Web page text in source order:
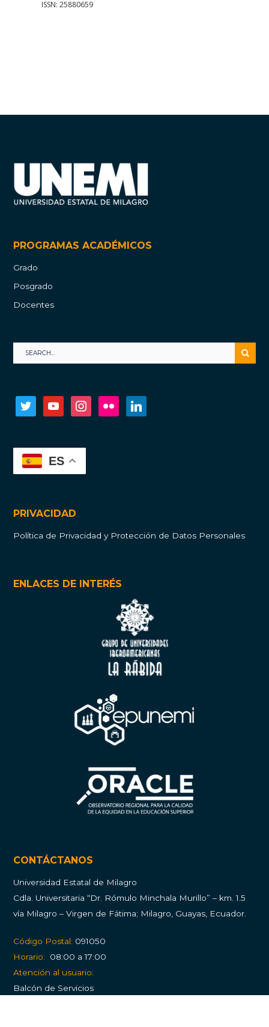
PROGRAMAS ACADÉMICOS
Grado
Posgrado
Docentes
twitter youtube instagramflickr
ES
PRIVACIDAD
Política de Privacidad y Protección de Datos Personales
ENLACES DE INTERÉS
CONTÁCTANOS
Universidad Estatal de Milagro
Cdla. Universitaria “Dr. Rómulo Minchala Murillo” – km. 1.5
vía Milagro – Virgen de Fátima; Milagro, Guayas, Ecuador.
Código Postal: 091050
Horario:
08:00 a 17:00
Atención al usuario:
Balcón de Servicios